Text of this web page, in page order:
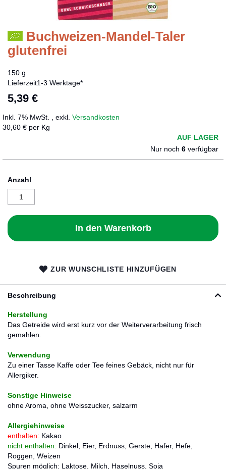
Buchweizen-Mandel-Taler
glutenfrei
150 g
Lieferzeit1-3 Werktage*
5,39 €
Inkl. 7% MwSt. exkl. Versandkosten
30,60 € per Kg
AUF LAGER
Nur noch 6 verfügbar
Anzahl
In den Warenkorb
ZUR WUNSCHLISTE HINZUFÜGEN
Zum
Anfang
der
springen
Beschreibung
Herstellung
Das Getreide wird erst kurz vor der Weiterverarbeitung frisch
gemahlen.
Verwendung
Zu einer Tasse Kaffe oder Tee feines Gebäck, nicht nur für
Allergiker.
Sonstige Hinweise
ohne Aroma, ohne Weisszucker, salzarm
Allergiehinweise
enthalten: Kakao
nicht enthalten: Dinkel, Eier, Erdnuss, Gerste, Hafer, Hefe,
Roggen, Weizen
Spuren möglich: Laktose, Milch, Haselnuss, Soja